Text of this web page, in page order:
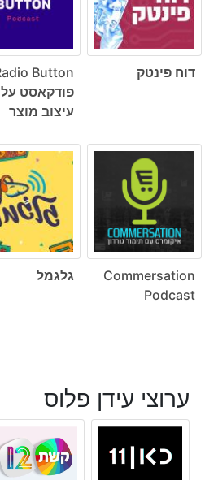
דוח פינטק
פודקאסט על
עיצוב מוצר
Commersation
Podcast
גלגמל
ערוצי עידן פלוס